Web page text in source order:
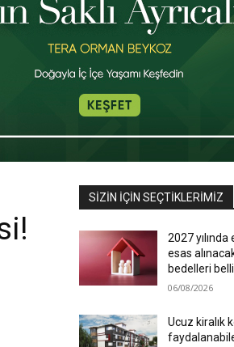
SIZIN İÇIN SEÇTIKLERIMIZ
2027
esas
bedelleri
06/08/2026
Ucuz kiralık